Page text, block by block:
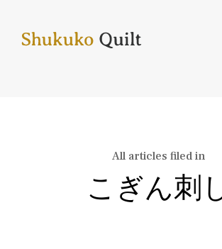
content
All articles filed in
こぎん刺